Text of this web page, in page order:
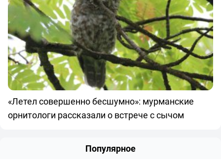
«Летел совершенно бесшумно»: мурманские
орнитологи рассказали о встрече с сычом
Популярное